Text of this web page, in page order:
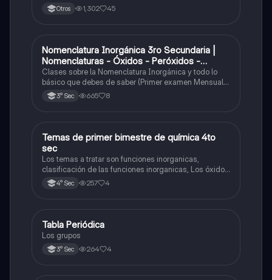
Otros 1,302 45
Química
Nomenclatura Inorgánica 3ro Secundaria |
Nomenclaturas - Óxidos - Peróxidos -
Hidróxido o Bases
Clases sobre la Nomenclatura Inorgánica y todo lo
básico que debes de saber (Primer examen Mensual
2025)3° Sec 665 8
Química
Temas de primer bimestre de química 4to
sec
Los temas a tratar son funciones inorganicas,
clasificación de las funciones inorganicas, Los óxidos
y los óxidos ácidos
4° Sec 257 4
Química
Tabla Periódica
Los grupos
3° Sec 264 4